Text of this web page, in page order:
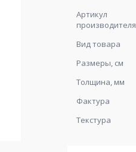
Артикул
производителя
Вид товара
Размеры, см
Толщина, мм
Фактура
Текстура